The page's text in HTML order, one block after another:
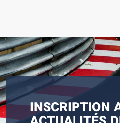
INSCRIPTION